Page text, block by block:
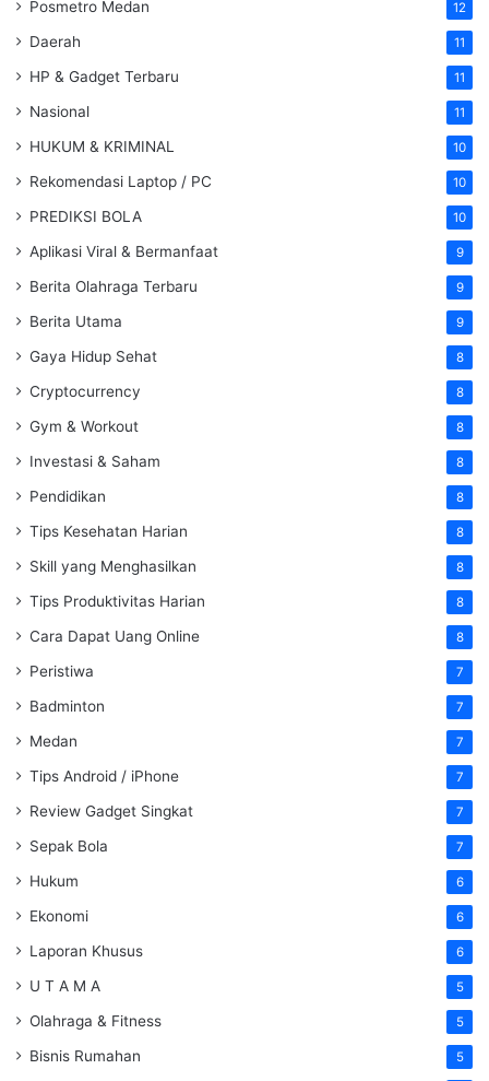
Posmetro Medan 12
Daerah 11
HP & Gadget Terbaru 11
Nasional 11
HUKUM & KRIMINAL 10
Rekomendasi Laptop / PC 10
PREDIKSI BOLA 10
Aplikasi Viral & Bermanfaat 9
Berita Olahraga Terbaru 9
Berita Utama 9
Gaya Hidup Sehat 8
Cryptocurrency 8
Gym & Workout 8
Investasi & Saham 8
Pendidikan 8
Tips Kesehatan Harian 8
Skill yang Menghasilkan 8
Tips Produktivitas Harian 8
Cara Dapat Uang Online 8
Peristiwa 7
Badminton 7
Medan 7
Tips Android / iPhone 7
Review Gadget Singkat 7
Sepak Bola 7
Hukum 6
Ekonomi 6
Laporan Khusus 6
U T A M A 5
Olahraga & Fitness 5
Bisnis Rumahan 5